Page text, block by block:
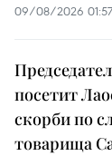
09/08/2026 01:57
посетит
скорби по
товарища